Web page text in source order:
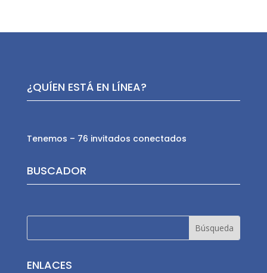
¿QUÍEN ESTÁ EN LÍNEA?
Tenemos – 76 invitados conectados
BUSCADOR
ENLACES